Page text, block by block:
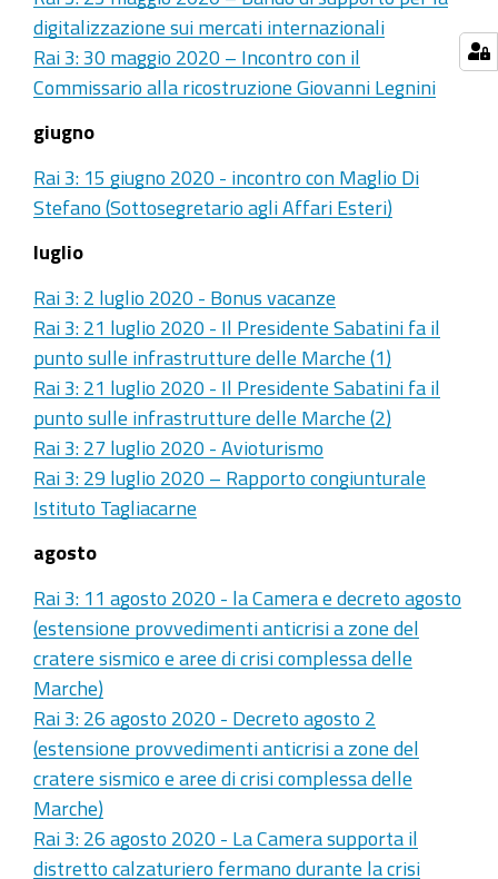
digitalizzazione sui mercati internazionali
Rai 3: 30 maggio 2020 – Incontro con il
Commissario alla ricostruzione Giovanni Legnini
giugno
Rai 3: 15 giugno 2020 - incontro con Maglio Di
Stefano (Sottosegretario agli Affari Esteri)
luglio
Rai 3: 2 luglio 2020 - Bonus vacanze
Rai 3: 21 luglio 2020 - Il Presidente Sabatini fa il
punto sulle infrastrutture delle Marche (1)
Rai 3: 21 luglio 2020 - Il Presidente Sabatini fa il
punto sulle infrastrutture delle Marche (2)
Rai 3: 27 luglio 2020 - Avioturismo
Rai 3: 29 luglio 2020 – Rapporto congiunturale
Istituto Tagliacarne
agosto
Rai 3: 11 agosto 2020 - la Camera e decreto agosto
(estensione provvedimenti anticrisi a zone del
cratere sismico e aree di crisi complessa delle
Marche)
Rai 3: 26 agosto 2020 - Decreto agosto 2
(estensione provvedimenti anticrisi a zone del
cratere sismico e aree di crisi complessa delle
Marche)
Rai 3: 26 agosto 2020 - La Camera supporta il
distretto calzaturiero fermano durante la crisi